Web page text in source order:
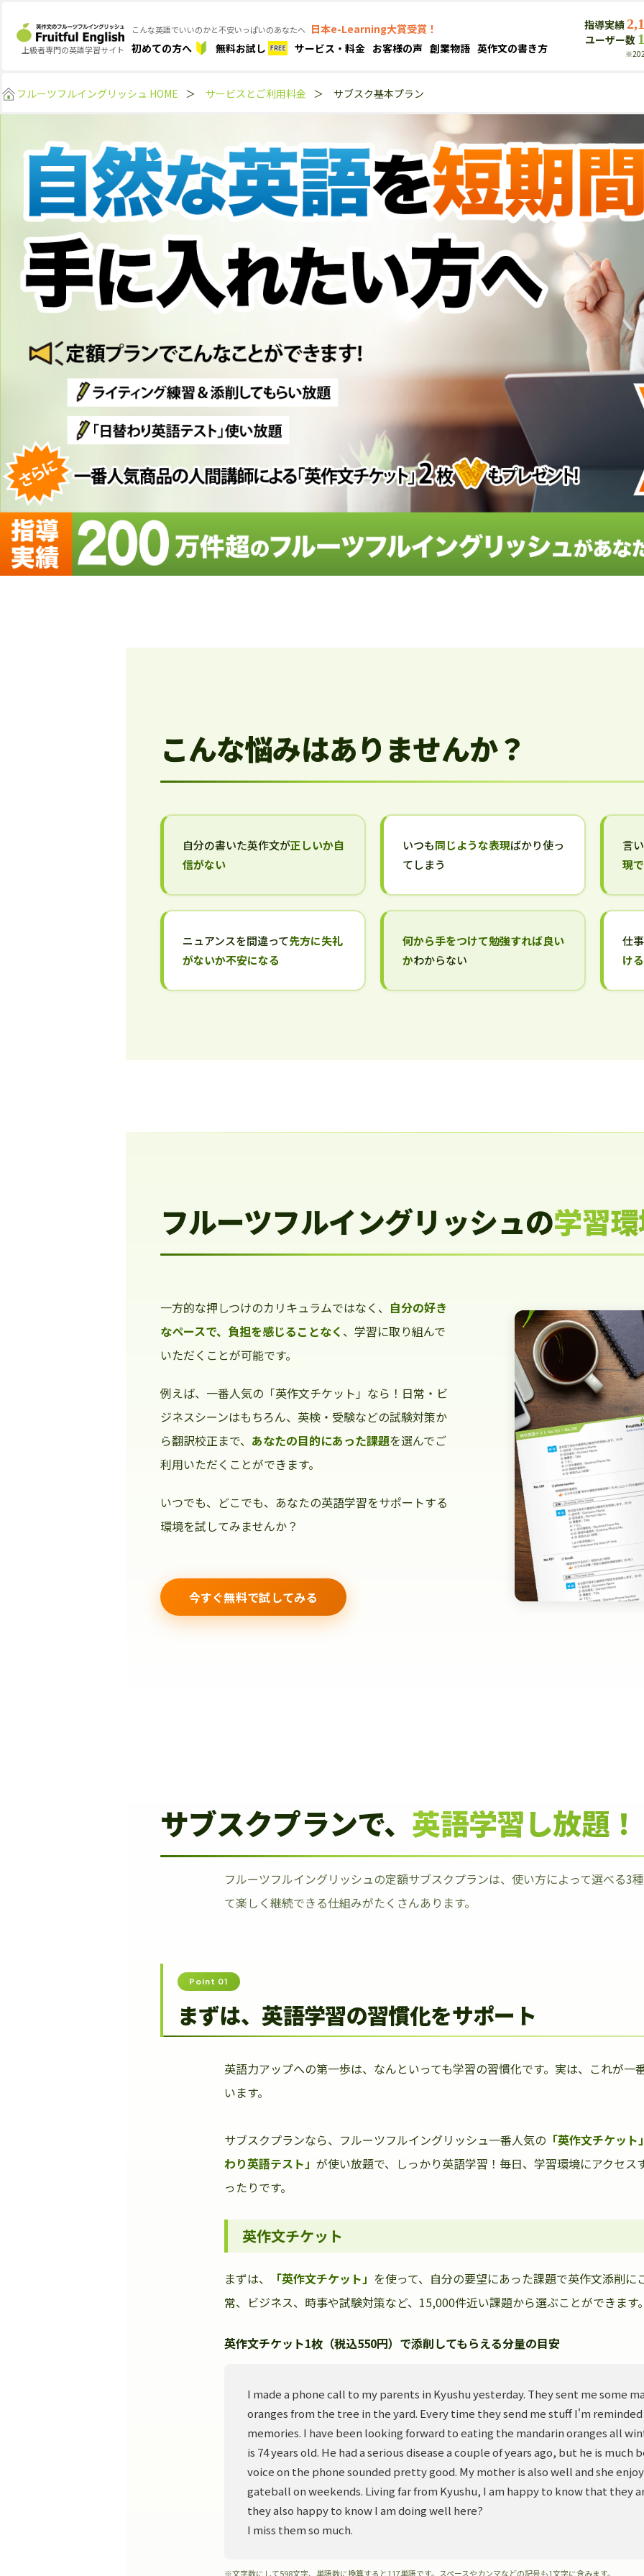
上級者専門の英語学習サイト
こんな英語でいいのかと不安いっぱいのあなたへ 日本e-Learning大賞受賞！
初めての方へ
無料お試し サービス・料金 お客様の声 創業物語 英作文の書き方
指導実績
ユーザー数
フルーツフルイングリッシュ HOME ＞ サービスとご利用料金 ＞ サブスク基本プラン
こんな悩みはありませんか？
自分の書いた英作文が正しいか自
信がない
いつも同じような表現ばかり使っ
てしまう
言
現
ニュアンスを間違って先方に失礼
がないか不安になる
何から手をつけて勉強すれば良い
かわからない
仕
け
フルーツフルイングリッシュの学習
一方的な押しつけのカリキュラムではなく、 自分の好き
なペースで、負担を感じることなく 、学習に取り組んで
いただくことが可能です。
例えば、一番人気の「英作文チケット」なら！日常・ビ
ジネスシーンはもちろん、英検・受験などの試験対策か
ら翻訳校正まで、 あなたの目的にあった課題を選んでご
利用いただくことができます。
いつでも、どこでも、あなたの英語学習をサポートする
環境を試してみませんか？
今すぐ無料で試してみる
サブスクプランで、 英語学習し放題！
フルーツフルイングリッシュの定額サブスクプランは、使い方によって選べる3
て楽しく継続できる仕組みがたくさんあります。
Point 01
まずは、英語学習の習慣化をサポート
英語力アップへの第一歩は、なんといっても学習の習慣化です。実は、これが一
います。
サブスクプランなら、フルーツフルイングリッシュ一番人気の 「英作文チケット
わり英語テスト」 が使い放題で、しっかり英語学習！毎日、学習環境にアクセス
ったりです。
英作文チケット
まずは、 「英作文チケット」 を使って、自分の要望にあった課題で英作文添削に
常、ビジネス、時事や試験対策など、15,000件近い課題から選ぶことができます
英作文チケット1枚（税込550円）で添削してもらえる分量の目安
I made a phone call to my parents in Kyushu yesterday. They sent me some
oranges from the tree in the yard. Every time they send me stuff I'm
memories. I have been looking forward to eating the mandarin oranges all
is 74 years old. He had a serious disease a couple of years ago, but he is much
voice on the phone sounded pretty good. My mother is also well and she
gateball on weekends. Living far from Kyushu, I am happy to know that they
they also happy to know I am doing well here?
I miss them so much.
※文字数にして598文字、単語数に換算すると117単語です。スペースやカンマなどの記号も1文字に含みます。